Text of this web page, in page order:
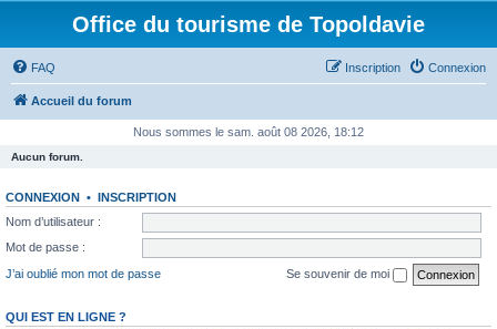
Office du tourisme de Topoldavie
FAQ Connexion
Inscription
Accueil du forum
Nous sommes le sam. août 08 2026, 18:12
Aucun forum.
CONNEXION • INSCRIPTION
Nom d’utilisateur :
Mot de passe :
J’ai oublié mon mot de passe
Se souvenir de moi
QUI EST EN LIGNE ?